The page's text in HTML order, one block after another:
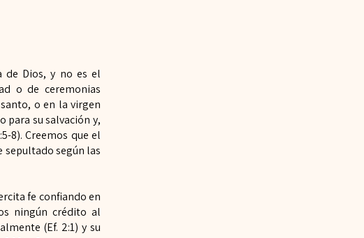
de Dios, y no es el
o de ceremonias
o en la virgen
para su salvación y,
8). Creemos que el
sepultado según las
fe confiando en
ningún crédito al
(Ef. 2:1) y su